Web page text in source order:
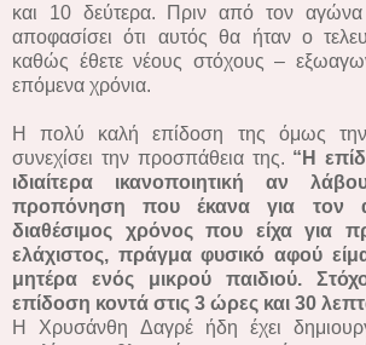
και 10 δεύτερα. Πριν από τον
αποφασίσει ότι αυτός θα ήταν ο
καθώς έθετε νέους στόχους –
επόμενα χρόνια.
Η πολύ καλή επίδοση της όμως την
συνεχίσει την προσπάθεια της. “Η
ιδιαίτερα ικανοποιητική αν
προπόνηση που έκανα για τον
διαθέσιμος χρόνος που είχα για
ελάχιστος, πράγμα φυσικό αφού
μητέρα ενός μικρού παιδιού.
επίδοση κοντά στις 3 ώρες και 30
Η Χρυσάνθη Δαγρέ ήδη έχει